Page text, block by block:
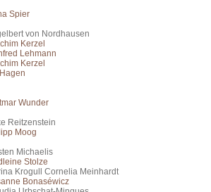
Spier
von Nordhausen
Kerzel
Lehmann
Kerzel
Wunder
Reitzenstein
Moog
Michaelis
Stolze
Krogull Cornelia Meinhardt
Bonaséwicz